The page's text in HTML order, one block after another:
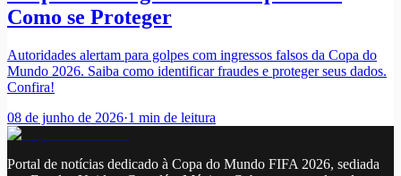
Como se Proteger
Autoridades alertam para golpes com ingressos falsos da Copa do
Mundo 2026. Saiba como identificar fraudes e proteger seus dados.
Confira!
08 de junho de 2026·1 min de leitura
Portal de notícias dedicado à Copa do Mundo FIFA 2026, sediada